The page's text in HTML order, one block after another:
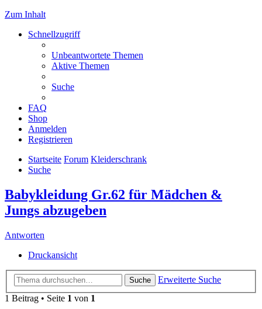
Zum Inhalt
Schnellzugriff
Unbeantwortete Themen
Aktive Themen
Suche
FAQ
Shop
Anmelden
Registrieren
Startseite Forum Kleiderschrank
Suche
Babykleidung Gr.62 für Mädchen &
Jungs abzugeben
Antworten
Druckansicht
Suche
Erweiterte Suche
1 Beitrag • Seite 1 von 1